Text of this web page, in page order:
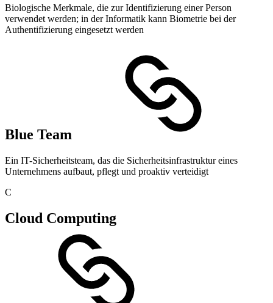
Biologische Merkmale, die zur Identifizierung einer Person
verwendet werden; in der Informatik kann Biometrie bei der
Authentifizierung eingesetzt werden
Blue Team
Ein IT-Sicherheitsteam, das die Sicherheitsinfrastruktur eines
Unternehmens aufbaut, pflegt und proaktiv verteidigt
C
Cloud Computing